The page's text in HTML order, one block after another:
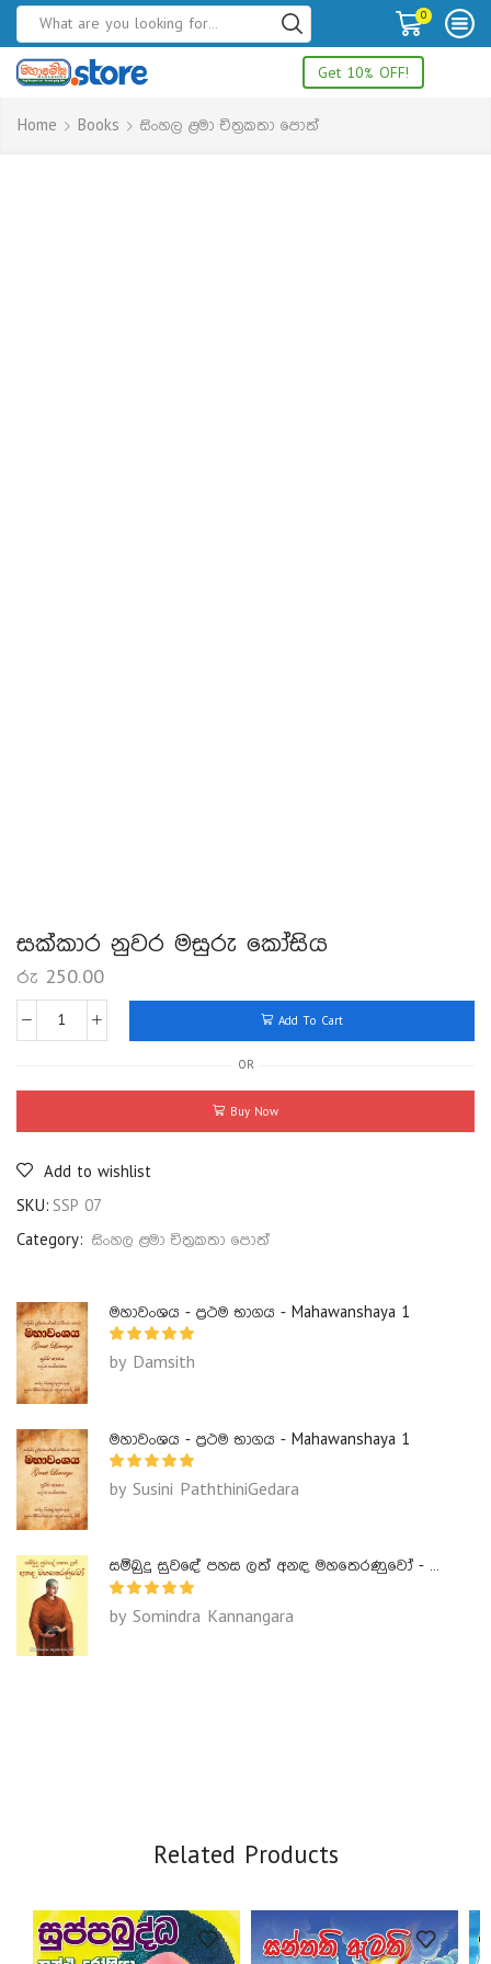
0
Get 10% OFF!
Home Books සිංහල ළමා චිත්‍රකතා පොත්
සක්කාර නුවර මසුරු කෝසිය
රු 250.00
Add To Cart
OR
Buy Now
Add to wishlist
SKU: SSP 07
Category: සිංහල ළමා චිත්‍රකතා පොත්
මහාවංශය - ප්‍රථම භාගය - Mahawanshaya 1
by Damsith
මහාවංශය - ප්‍රථම භාගය - Mahawanshaya 1
by Susini PaththiniGedara
සම්බුදු සුවඳේ පහස ලත් අනඳ මහතෙරණුවෝ - Ananda Maha Theranuwo
by Somindra Kannangara
Related Products